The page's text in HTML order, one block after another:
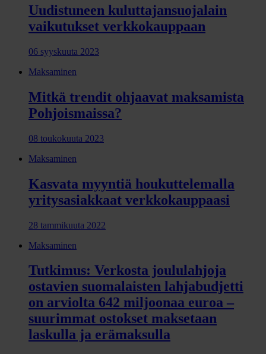
Uudistuneen kuluttajansuojalain
vaikutukset verkkokauppaan
06 syyskuuta 2023
Maksaminen
Mitkä trendit ohjaavat maksamista
Pohjoismaissa?
08 toukokuuta 2023
Maksaminen
Kasvata myyntiä houkuttelemalla
yritysasiakkaat verkkokauppaasi
28 tammikuuta 2022
Maksaminen
Tutkimus: Verkosta joululahjoja
ostavien suomalaisten lahjabudjetti
on arviolta 642 miljoonaa euroa –
suurimmat ostokset maksetaan
laskulla ja erämaksulla